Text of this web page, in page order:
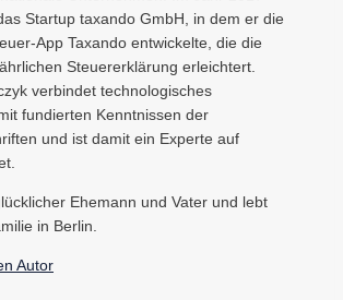
Startup taxando GmbH, in dem er die
App Taxando entwickelte, die die
Steuererklärung erleichtert.
verbindet technologisches
fundierten Kenntnissen der
und ist damit ein Experte auf
Ehemann und Vater und lebt
in Berlin.
Autor